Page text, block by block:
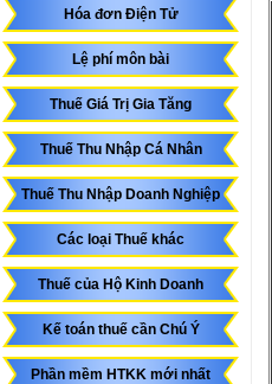
Hóa đơn Điện Tử
Lệ phí môn bài
Thuế Giá Trị Gia Tăng
Thuế Thu Nhập Cá Nhân
Thuế Thu Nhập Doanh Nghiệp
Các loại Thuế khác
Thuế của Hộ Kinh Doanh
Kế toán thuế cần Chú Ý
Phần mềm HTKK mới nhất